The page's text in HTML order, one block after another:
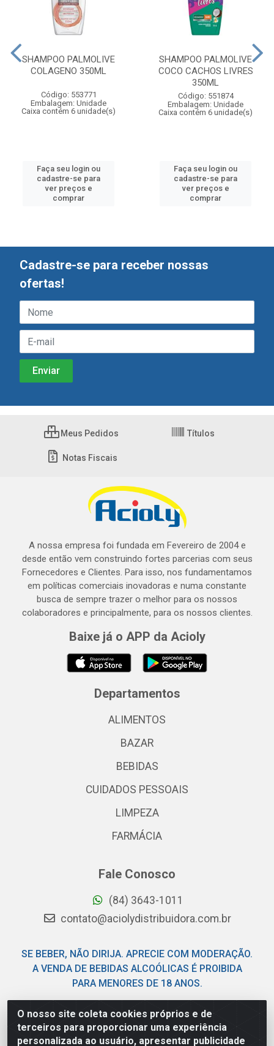
SHAMPOO PALMOLIVE
COLAGENO 350ML
Código: 553771
Embalagem: Unidade
Caixa contém 6 unidade(s)
Faça seu login ou
cadastre-se para
ver preços e
comprar
SHAMPOO PALMOLIVE
COCO CACHOS LIVRES
350ML
Código: 551874
Embalagem: Unidade
Caixa contém 6 unidade(s)
Faça seu login ou
cadastre-se para
ver preços e
comprar
O nosso site coleta cookies próprios e de
terceiros para proporcionar uma experiência
personalizada ao usuário, apresentar publicidade
Cadastre-se para receber nossas
ofertas!
Meus Pedidos Títulos
Notas Fiscais
A nossa empresa foi fundada em Fevereiro de 2004 e
desde então vem construindo fortes parcerias com seus
Fornecedores e Clientes. Para isso, nos fundamentamos
em políticas comerciais inovadoras e numa constante
busca de sempre trazer o melhor para os nossos
colaboradores e principalmente, para os nossos clientes.
Baixe já o APP da Acioly
Departamentos
ALIMENTOS
BAZAR
BEBIDAS
CUIDADOS PESSOAIS
LIMPEZA
FARMÁCIA
Fale Conosco
(84) 3643-1011
contato@aciolydistribuidora.com.br
SE BEBER, NÃO DIRIJA. APRECIE COM MODERAÇÃO.
A VENDA DE BEBIDAS ALCOÓLICAS É PROIBIDA
PARA MENORES DE 18 ANOS.
Acioly Distribuidora - Av Piloto Pereira Tim - Parque de
Exposições - Parnamirim/RN - CEP 59146-480 - CNPJ